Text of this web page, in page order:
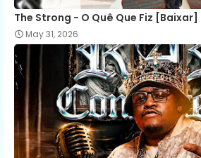
The Strong - O Quê Que Fiz [Baixar]
May 31, 2026